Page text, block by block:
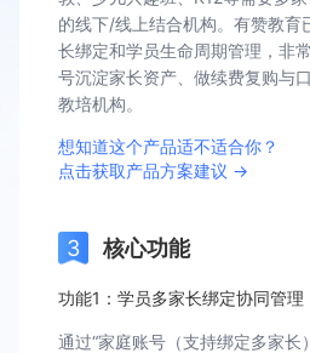
的线下/线上结合机构。有赞教育
长绑定和学员生命周期管理，非
号沉淀家长资产、做续费复购与
教培机构。
想知道这个产品适不适合你？
点击获取产品方案建议 →
核心功能
功能1：学员多家长绑定协同管理
通过“家庭账号（支持绑定多家长